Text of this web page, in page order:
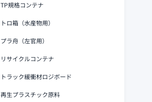
TP規格コンテナ
トロ箱（水産物用）
プラ舟（左官用）
リサイクルコンテナ
トラック緩衝材ロジボード
再生プラスチック原料